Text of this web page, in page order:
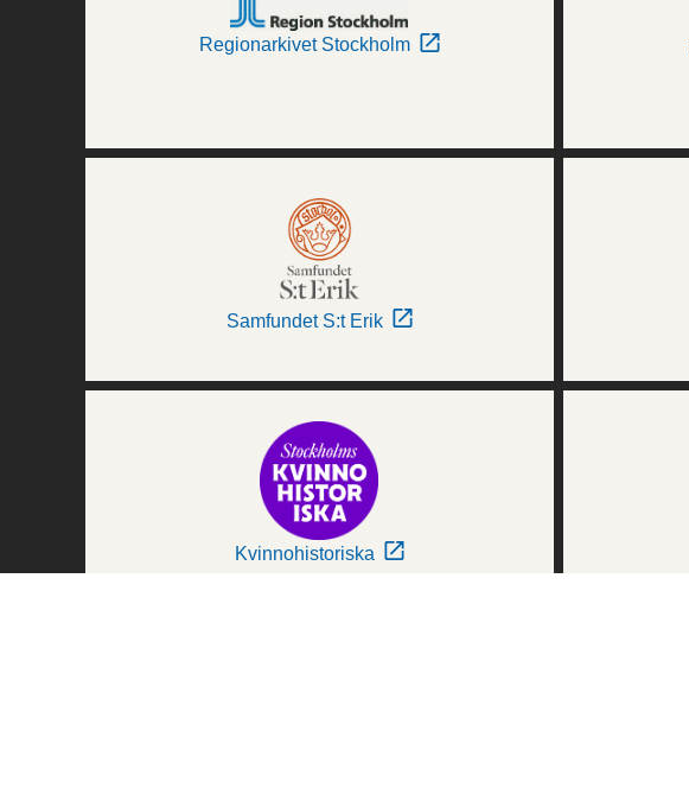
Regionarkivet Stockholm
Samfundet S:t Erik
Kvinnohistoriska